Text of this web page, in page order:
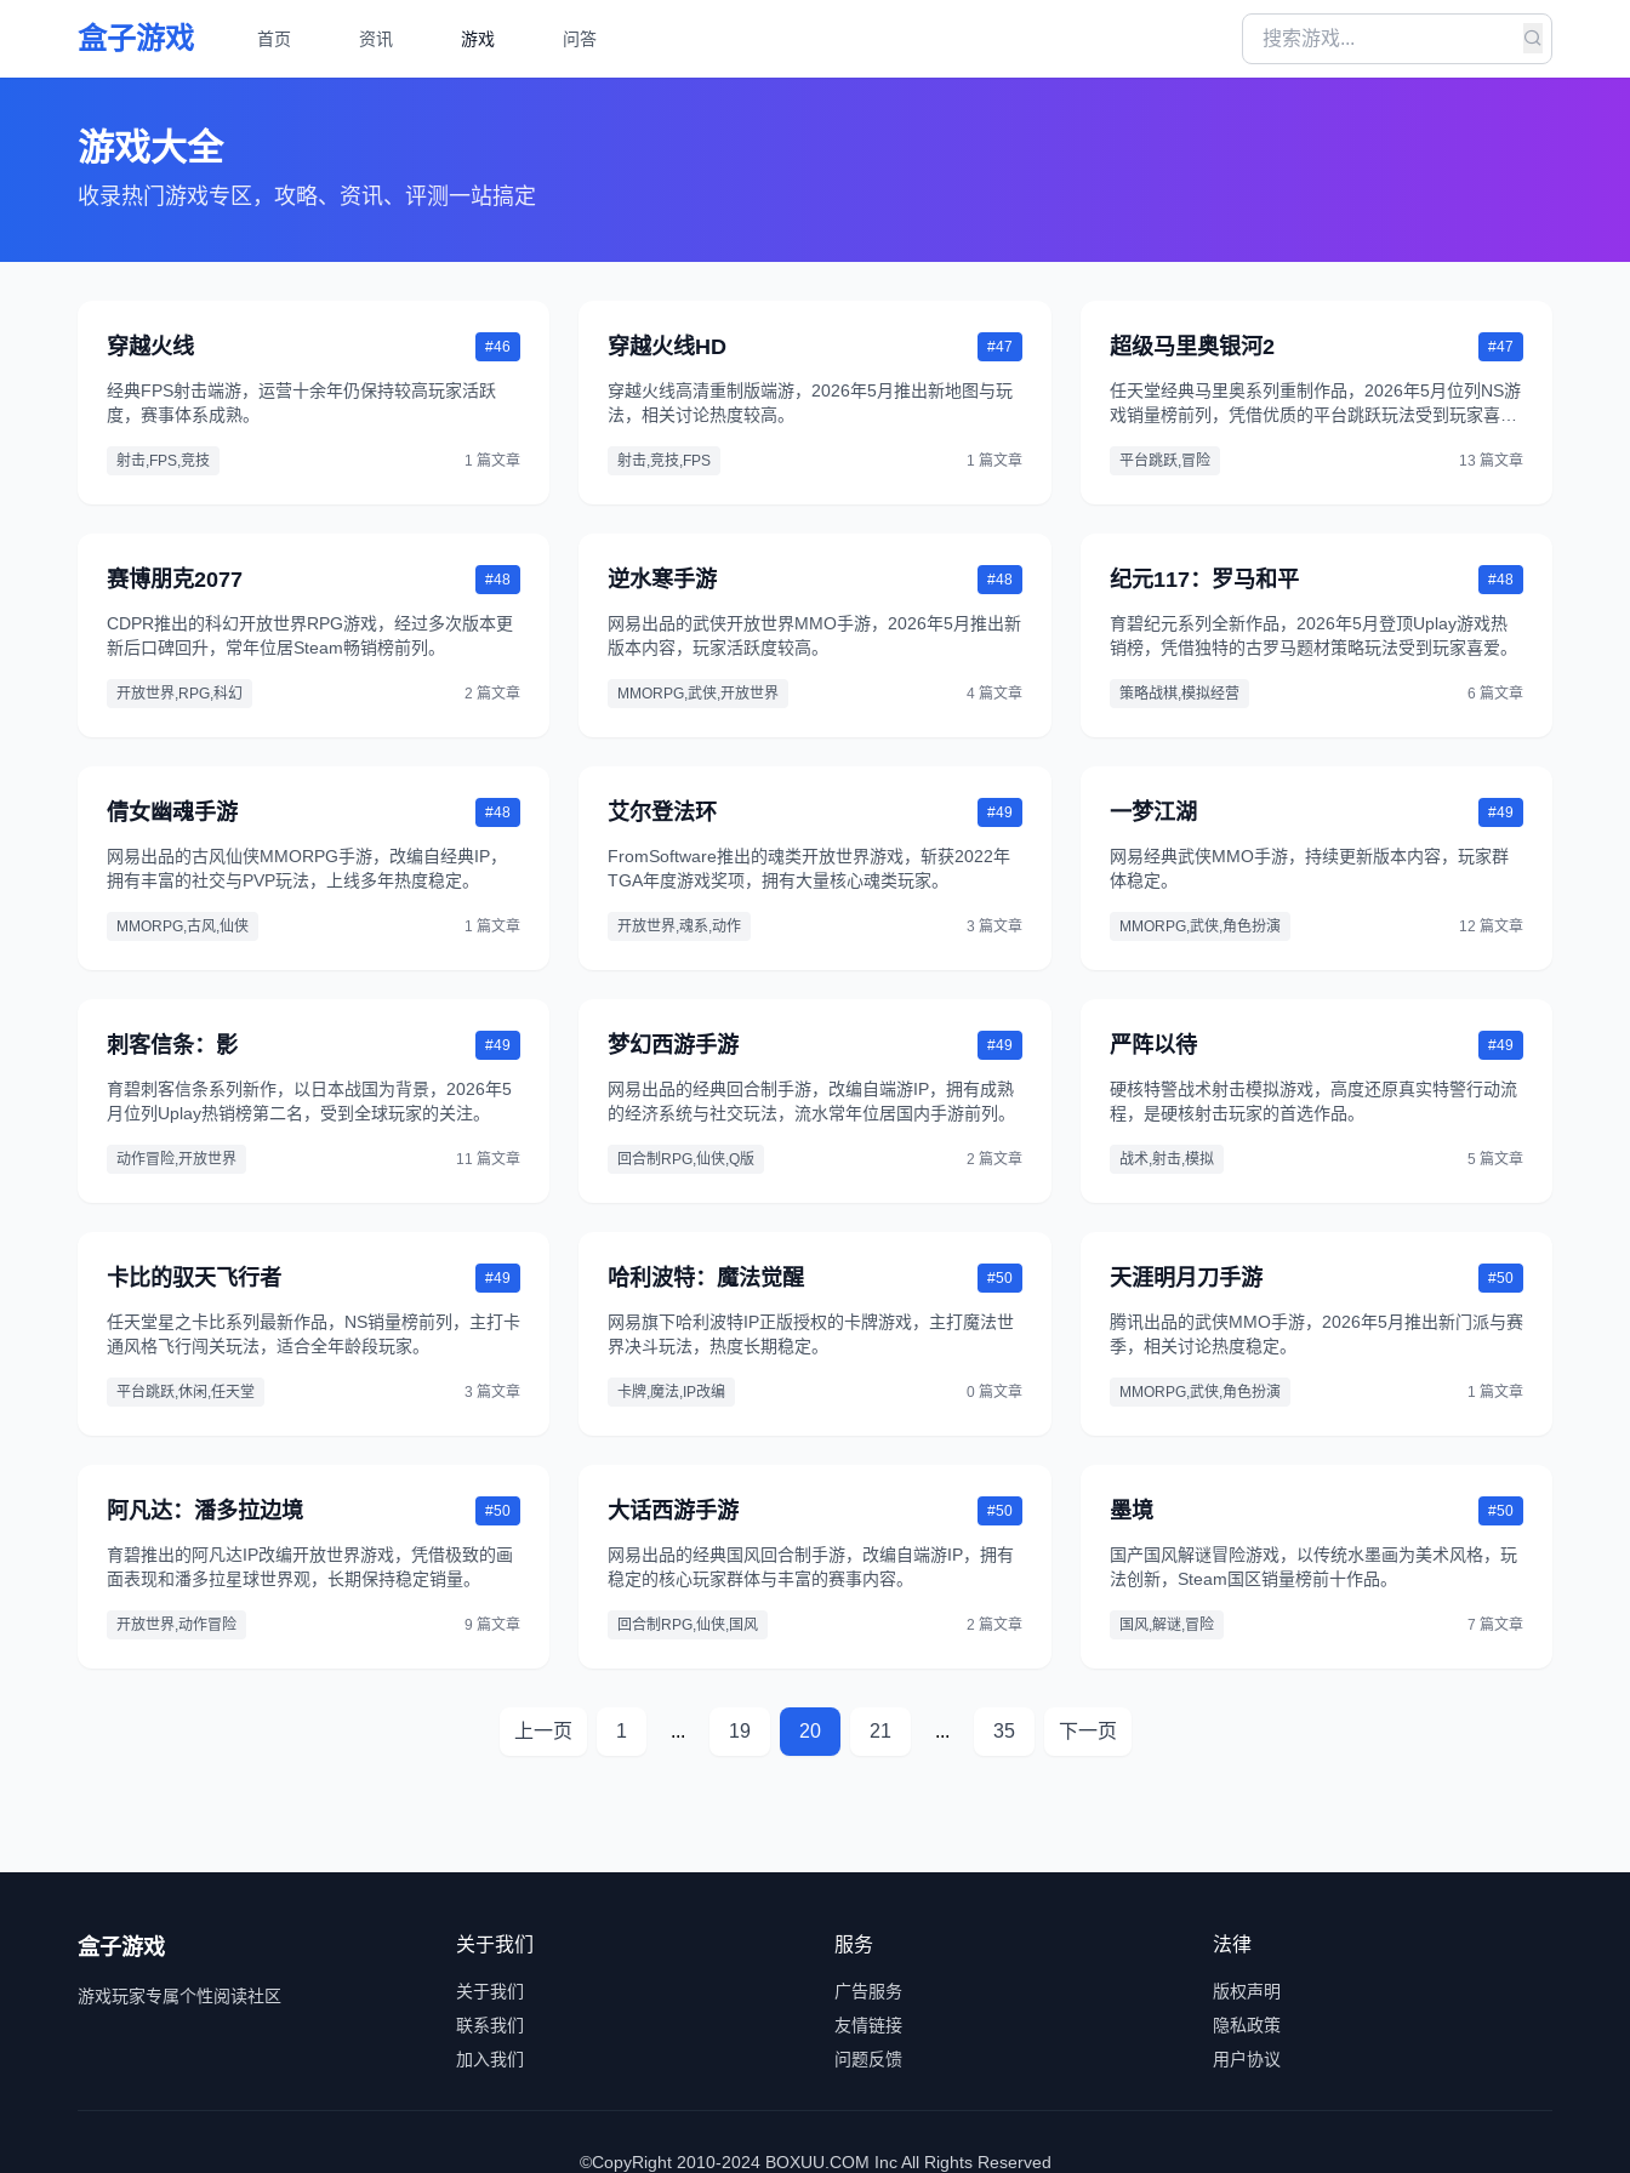
盒子游戏 首页 资讯 游戏 问答
游戏大全
收录热门游戏专区，攻略、资讯、评测一站搞定
穿越火线 #46
经典FPS射击端游，运营十余年仍保持较高玩家活跃
度，赛事体系成熟。
射击,FPS,竞技 1 篇文章
穿越火线HD #47
穿越火线高清重制版端游，2026年5月推出新地图与玩
法，相关讨论热度较高。
射击,竞技,FPS 1 篇文章
超级马里奥银河2 #47
任天堂经典马里奥系列重制作品，2026年5月位列NS游
戏销量榜前列，凭借优质的平台跳跃玩法受到玩家喜
平台跳跃,冒险 13 篇文章
赛博朋克2077 #48
CDPR推出的科幻开放世界RPG游戏，经过多次版本更
新后口碑回升，常年位居Steam畅销榜前列。
开放世界,RPG,科幻 2 篇文章
逆水寒手游 #48
网易出品的武侠开放世界MMO手游，2026年5月推出新
版本内容，玩家活跃度较高。
MMORPG,武侠,开放世界 4 篇文章
纪元117：罗马和平 #48
育碧纪元系列全新作品，2026年5月登顶Uplay游戏热
销榜，凭借独特的古罗马题材策略玩法受到玩家喜爱。
策略战棋,模拟经营 6 篇文章
倩女幽魂手游 #48
网易出品的古风仙侠MMORPG手游，改编自经典IP，
拥有丰富的社交与PVP玩法，上线多年热度稳定。
MMORPG,古风,仙侠 1 篇文章
艾尔登法环 #49
FromSoftware推出的魂类开放世界游戏，斩获2022年
TGA年度游戏奖项，拥有大量核心魂类玩家。
开放世界,魂系,动作 3 篇文章
一梦江湖 #49
网易经典武侠MMO手游，持续更新版本内容，玩家群
体稳定。
MMORPG,武侠,角色扮演 12 篇文章
刺客信条：影 #49
育碧刺客信条系列新作，以日本战国为背景，2026年5
月位列Uplay热销榜第二名，受到全球玩家的关注。
动作冒险,开放世界 11 篇文章
梦幻西游手游 #49
网易出品的经典回合制手游，改编自端游IP，拥有成熟
的经济系统与社交玩法，流水常年位居国内手游前列。
回合制RPG,仙侠,Q版 2 篇文章
严阵以待 #49
硬核特警战术射击模拟游戏，高度还原真实特警行动流
程，是硬核射击玩家的首选作品。
战术,射击,模拟 5 篇文章
卡比的驭天飞行者 #49
任天堂星之卡比系列最新作品，NS销量榜前列，主打卡
通风格飞行闯关玩法，适合全年龄段玩家。
平台跳跃,休闲,任天堂 3 篇文章
哈利波特：魔法觉醒 #50
网易旗下哈利波特IP正版授权的卡牌游戏，主打魔法世
界决斗玩法，热度长期稳定。
卡牌,魔法,IP改编 0 篇文章
天涯明月刀手游 #50
腾讯出品的武侠MMO手游，2026年5月推出新门派与赛
季，相关讨论热度稳定。
MMORPG,武侠,角色扮演 1 篇文章
阿凡达：潘多拉边境 #50
育碧推出的阿凡达IP改编开放世界游戏，凭借极致的画
面表现和潘多拉星球世界观，长期保持稳定销量。
开放世界,动作冒险 9 篇文章
大话西游手游 #50
网易出品的经典国风回合制手游，改编自端游IP，拥有
稳定的核心玩家群体与丰富的赛事内容。
回合制RPG,仙侠,国风 2 篇文章
墨境 #50
国产国风解谜冒险游戏，以传统水墨画为美术风格，玩
法创新，Steam国区销量榜前十作品。
国风,解谜,冒险 7 篇文章
上一页 1 ... 19 20 21 ... 35 下一页
盒子游戏
游戏玩家专属个性阅读社区
关于我们
关于我们
联系我们
加入我们
服务
广告服务
友情链接
问题反馈
法律
版权声明
隐私政策
用户协议
©CopyRight 2010-2024 BOXUU.COM Inc All Rights Reserved